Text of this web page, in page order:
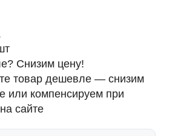
Снизим цену!
товар дешевле — снизим
или компенсируем при
сайте